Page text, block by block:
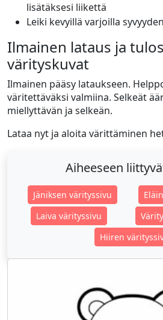
lisätäksesi liikettä
Leiki kevyillä varjoilla
Ilmainen lataus ja
värityskuvat
Ilmainen pääsy lataukseen.
väritettäväksi valmiina. Selkeät
miellyttävän ja selkeän.
Lataa nyt ja aloita värittäminen
Aiheeseen
Jäniksen värityssivu
Laiva värityssivu
Hiiren